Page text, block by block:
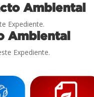
Ambiental
Expediente.
Ambiental
Expediente.